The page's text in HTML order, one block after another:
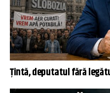
Țintă, deputatul fără